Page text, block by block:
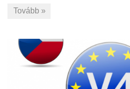
Tovább »